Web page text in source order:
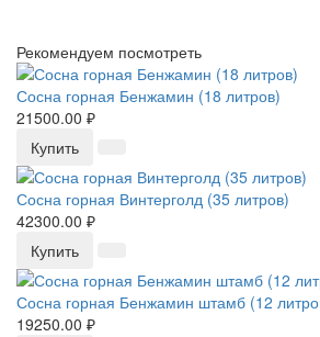
Рекомендуем посмотреть
Сосна горная Бенжамин (18 литров)
21500.00 ₽
Купить
Сосна горная Винтерголд (35 литров)
42300.00 ₽
Купить
Сосна горная Бенжамин штамб (12
19250.00 ₽